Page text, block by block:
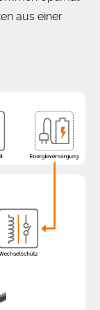
aus einer